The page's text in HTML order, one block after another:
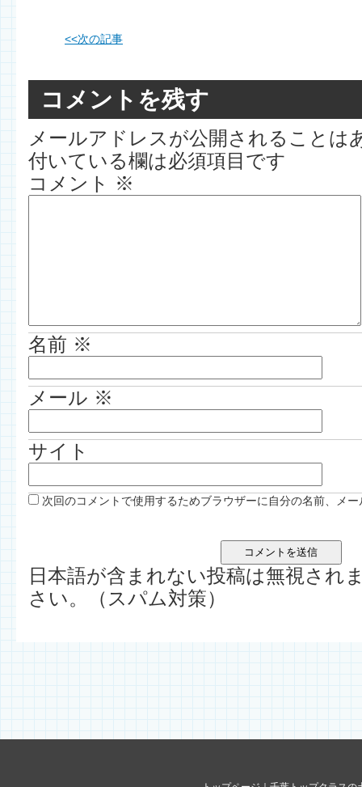
<<次の記事
コメントを残す
メールアドレスが公開されることは
付いている欄は必須項目です
コメント
※
名前 ※
メール ※
サイト
次回のコメントで使用するためブラウザーに自分の名前、メ
日本語が含まれない投稿は無視され
さい。（スパム対策）